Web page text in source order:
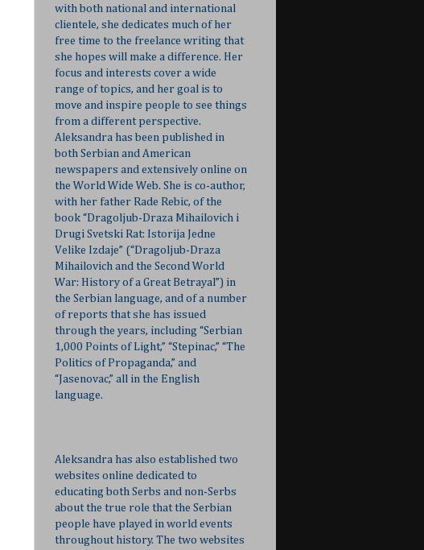
with both national and international
clientele, she dedicates much of her
free time to the freelance writing that
she hopes will make a difference. Her
focus and interests cover a wide
range of topics, and her goal is to
move and inspire people to see things
from a different perspective.
Aleksandra has been published in
both Serbian and American
newspapers and extensively online on
the World Wide Web. She is co-author,
with her father Rade Rebic, of the
book “Dragoljub-Draza Mihailovich i
Drugi Svetski Rat: Istorija Jedne
Velike Izdaje” (“Dragoljub-Draza
Mihailovich and the Second World
War: History of a Great Betrayal”) in
the Serbian language, and of a number
of reports that she has issued
through the years, including “Serbian
1,000 Points of Light,” “Stepinac,” “The
Politics of Propaganda,” and
“Jasenovac,” all in the English
language.
Aleksandra has also established two
websites online dedicated to
educating both Serbs and non-Serbs
about the true role that the Serbian
people have played in world events
throughout history. The two websites